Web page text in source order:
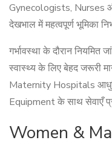
Gynecologists, Nurses
देखभाल में महत्वपूर्ण भूमिका
गर्भावस्था के दौरान
स्वास्थ्य के लिए बेहद जरूरी
Maternity Hospitals
Equipment के साथ सेवाएँ
Women &